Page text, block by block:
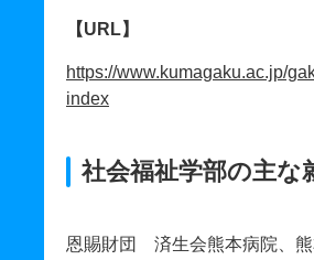
【URL】
https://www.kumagaku.ac.jp/
index
社会福祉学部の主な
恩賜財団 済生会熊本病院、